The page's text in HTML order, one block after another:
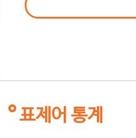
표제어 통계